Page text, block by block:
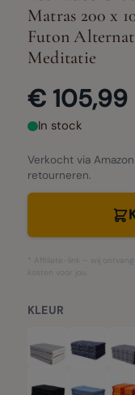
Matras 200 x
Futon
Meditatie
€ 105,99
In stock
Verkocht via
retourneren.
* Affiliate-link – wij
kosten voor jou.
KLEUR